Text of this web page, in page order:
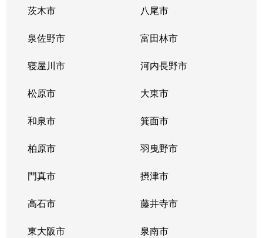
茨木市 八尾市
泉佐野市 富田林市
寝屋川市 河内長野市
松原市 大東市
和泉市 箕面市
柏原市 羽曳野市
門真市 摂津市
高石市 藤井寺市
東大阪市 泉南市